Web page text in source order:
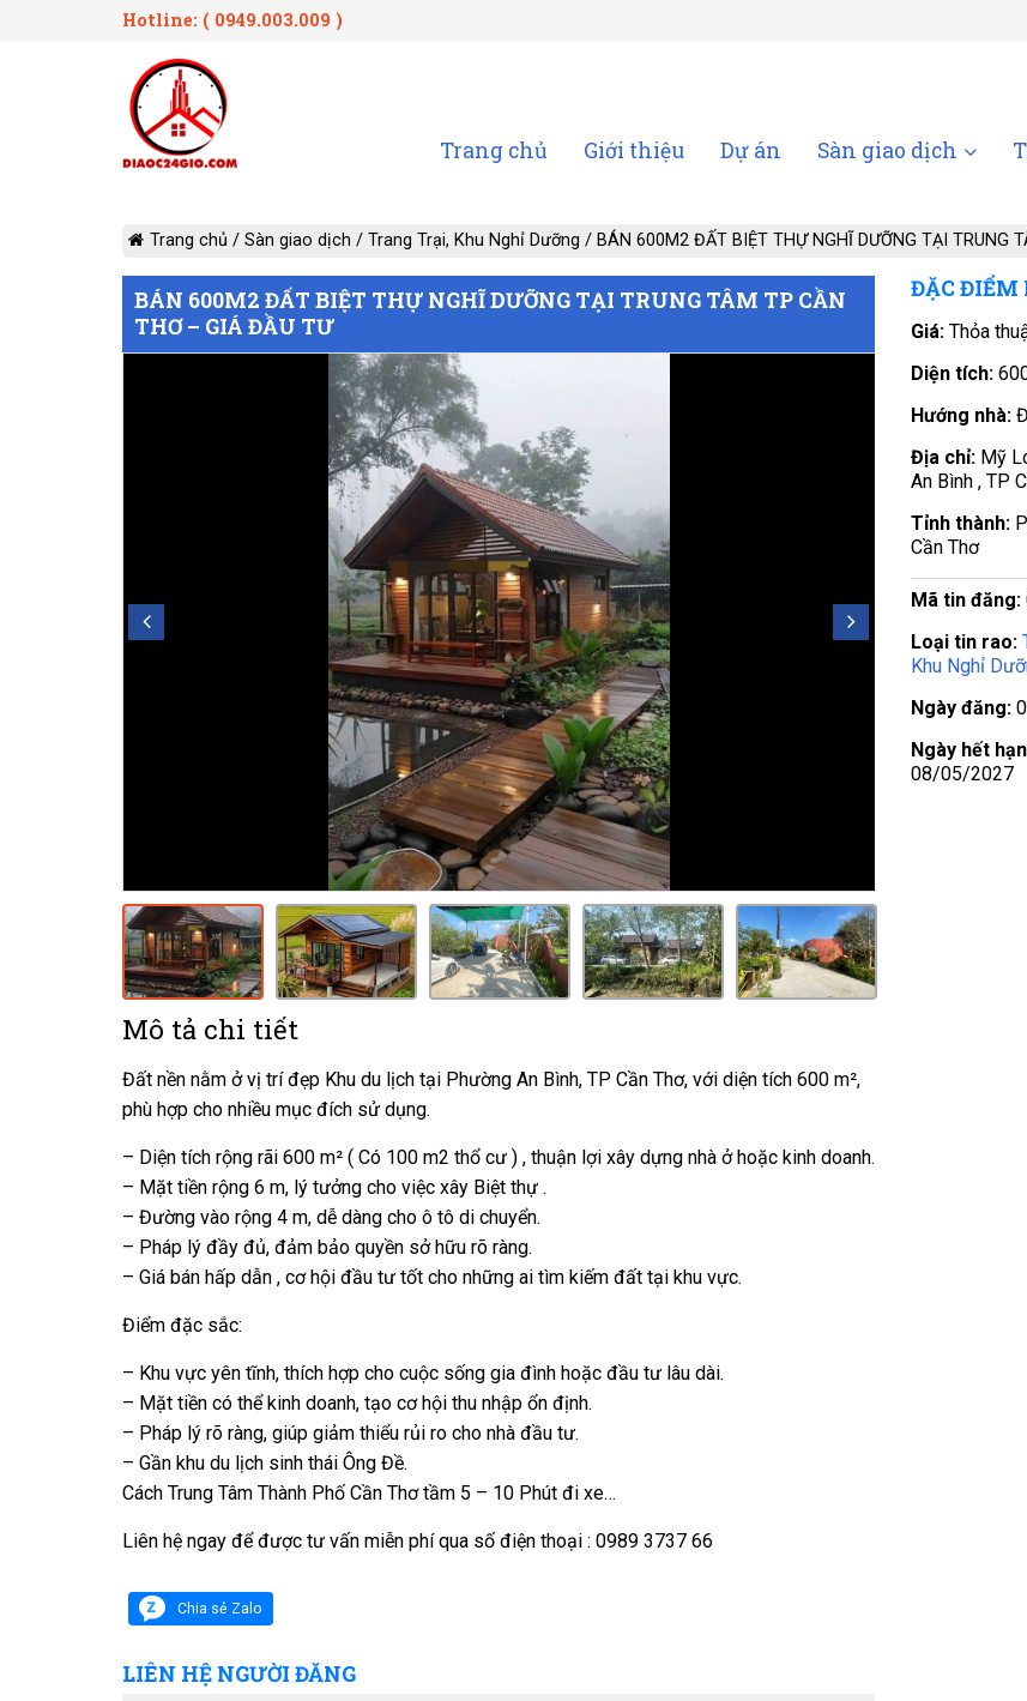
Hotline: ( 0949.003.009 )
Trang chủ Giới thiệu Dự án Sàn giao dịch
Trang chủ / Sàn giao dịch / Trang Trại, Khu Nghỉ Dưỡng / BÁN 600M2 ĐẤT BIỆT THỰ NGHĨ DƯỠNG TẠI TRUNG
BÁN 600M2 ĐẤT BIỆT THỰ NGHĨ DƯỠNG TẠI TRUNG TÂM TP CẦN
THƠ – GIÁ ĐẦU TƯ
Mô tả chi tiết
Đất nền nằm ở vị trí đẹp Khu du lịch tại Phường An Bình, TP Cần Thơ, với diện tích 600 m²,
phù hợp cho nhiều mục đích sử dụng.
– Diện tích rộng rãi 600 m² ( Có 100 m2 thổ cư ) , thuận lợi xây dựng nhà ở hoặc kinh doanh.
– Mặt tiền rộng 6 m, lý tưởng cho việc xây Biệt thự .
– Đường vào rộng 4 m, dễ dàng cho ô tô di chuyển.
– Pháp lý đầy đủ, đảm bảo quyền sở hữu rõ ràng.
– Giá bán hấp dẫn , cơ hội đầu tư tốt cho những ai tìm kiếm đất tại khu vực.
Điểm đặc sắc:
– Khu vực yên tĩnh, thích hợp cho cuộc sống gia đình hoặc đầu tư lâu dài.
– Mặt tiền có thể kinh doanh, tạo cơ hội thu nhập ổn định.
– Pháp lý rõ ràng, giúp giảm thiểu rủi ro cho nhà đầu tư.
– Gần khu du lịch sinh thái Ông Đề.
Cách Trung Tâm Thành Phố Cần Thơ tầm 5 – 10 Phút đi xe…
Liên hệ ngay để được tư vấn miễn phí qua số điện thoại : 0989 3737 66
Chia sẻ Zalo
LIÊN HỆ NGƯỜI ĐĂNG
ĐẶC ĐIỂM
Giá:Thỏa
Diện tích:
Hướng nhà:
Địa chỉ: Mỹ
An Bình , TP
Tỉnh thành:
Cần Thơ
Mã tin đăng:
Loại tin rao:
Khu Nghỉ
Ngày đăng:
Ngày hết
08/05/2027